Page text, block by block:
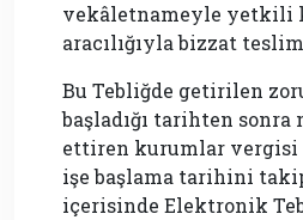
vekâletnameyle yetkili
aracılığıyla bizzat
Bu Tebliğde getirilen
başladığı tarihten
ettiren kurumlar
işe başlama tarihini
içerisinde Elektronik